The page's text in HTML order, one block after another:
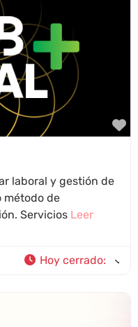
laboral y gestión de
método de
Servicios Leer
Hoy cerrado: